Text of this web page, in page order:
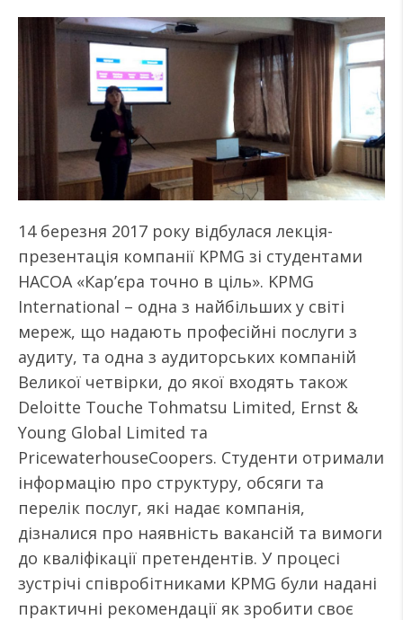
14 березня 2017 року відбулася лекція-
презентація компанії KPMG зі студентами
НАСОА «Кар’єра точно в ціль». KPMG
International – одна з найбільших у світі
мереж, що надають професійні послуги з
аудиту, та одна з аудиторських компаній
Великої четвірки, до якої входять також
Deloitte Touche Tohmatsu Limited, Ernst &
Young Global Limited та
PricewaterhouseCoopers. Студенти отримали
інформацію про структуру, обсяги та
перелік послуг, які надає компанія,
дізналися про наявність вакансій та вимоги
до кваліфікації претендентів. У процесі
зустрічі співробітниками КPMG були надані
практичні рекомендації як зробити своє